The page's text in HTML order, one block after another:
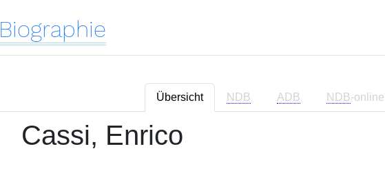
Biographie
Übersicht NDB ADB NDB-online
Cassi, Enrico